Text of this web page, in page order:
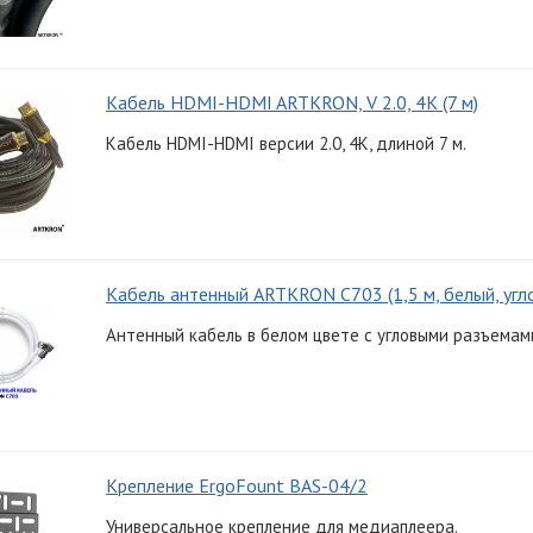
Кабель HDMI-HDMI ARTKRON, V 2.0, 4K (7 м)
Кабель HDMI-HDMI версии 2.0, 4K, длиной 7 м.
Кабель антенный ARTKRON C703 (1,5 м, белый,
Антенный кабель в белом цвете с угловыми
Крепление ErgoFount BAS-04/2
Универсальное крепление для медиаплеера.